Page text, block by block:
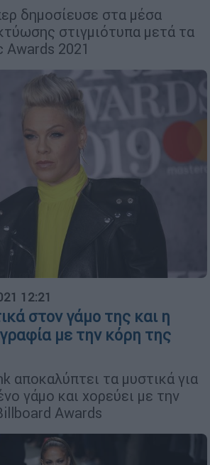
δημοσίευσε στα μέσα
στιγμιότυπα μετά τα
2021
12:21
στον γάμο της και η
με την κόρη της
αποκαλύπτει τα μυστικά για
γάμο και χορεύει με την
Awards